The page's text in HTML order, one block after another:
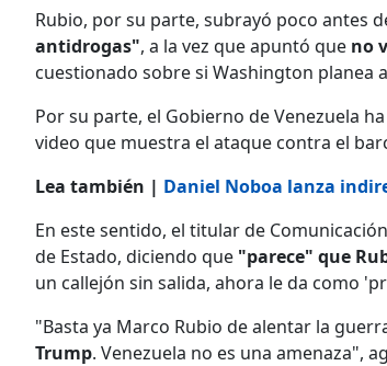
Rubio, por su parte, subrayó poco antes
antidrogas", a la vez que apuntó que no
cuestionado sobre si Washington planea
Por su parte, el Gobierno de Venezuela
video que muestra el ataque contra el
Lea también | Daniel Noboa lanza
En este sentido, el titular de
de Estado, diciendo que "parece" que
un callejón sin salida, ahora le da como
"Basta ya Marco Rubio de alentar la
Trump. Venezuela no es una amenaza",